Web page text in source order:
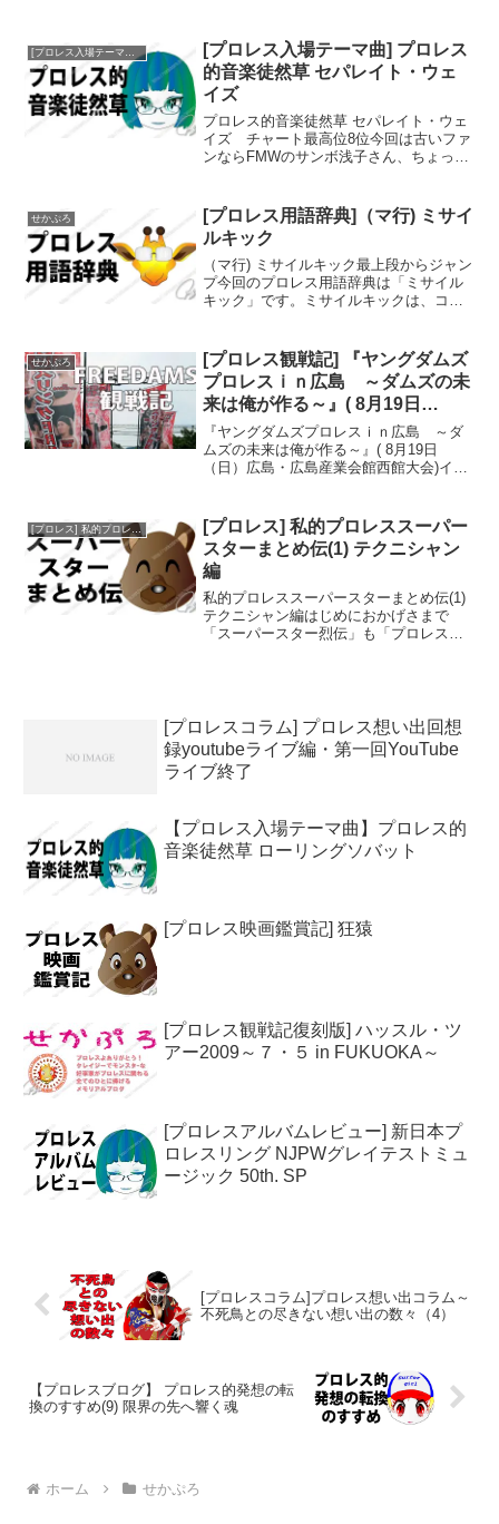
りあげます。リニューアル版の第一回目
は、2018年の1.4...
[プロレス入場テーマ曲] プロレス
的音楽徒然草 セパレイト・ウェ
イズ
プロレス的音楽徒然草 セパレイト・ウェ
イズ チャート最高位8位今回は古いファ
ンならFMWのサンボ浅子さん、ちょっと
ジャーニーの「セパレイト・ウェイズ」
のご紹介です。「セ...
せかぷろ
[プロレス用語辞典]（マ行) ミサイ
ルキック
（マ行) ミサイルキック最上段からジャン
プ今回のプロレス用語辞典は「ミサイル
キック」です。ミサイルキックは、コー
キック別名、ミサイル・ドロップキック
とも呼ばれます。ミサ...
せかぷろ
[プロレス観戦記] 『ヤングダムズ
プロレスｉｎ広島 ～ダムズの未
来は俺が作る～』( 8月19日
（日）広島・広島産業会館西館大
会)
『ヤングダムズプロレスｉｎ広島 ～ダ
ムズの未来は俺が作る～』( 8月19日
（日）広島・広島産業会館西館大会)イン
るときも台風が接近していたが、広島で
も台風、しかも...
[プロレス] 私的プロレススーパースター烈伝
[プロレス] 私的プロレススーパー
スターまとめ伝(1) テクニシャン
編
私的プロレススーパースターまとめ伝(1)
テクニシャン編はじめにおかげさまで
「スーパースター烈伝」も「プロレス観
[プロレスコラム] プロレス想い出回想
録youtubeライブ編・第一回YouTube
ライブ終了
【プロレス入場テーマ曲】プロレス的
音楽徒然草 ローリングソバット
[プロレス映画鑑賞記] 狂猿
[プロレス観戦記復刻版] ハッスル・ツ
アー2009～７・５ in FUKUOKA～
[プロレスアルバムレビュー] 新日本プ
ロレスリング NJPWグレイテストミュ
ージック 50th. SP
[プロレスコラム]プロレス想い出コラム～
不死鳥との尽きない想い出の数々（4）
【プロレスブログ】 プロレス的発想の転
換のすすめ(9) 限界の先へ響く魂
ホーム せかぷろ